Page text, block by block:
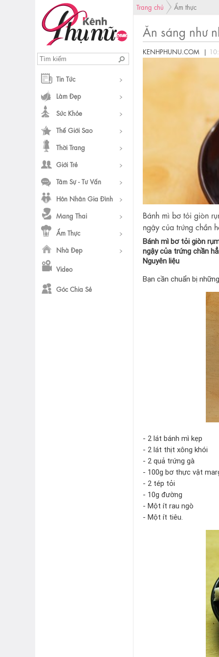
Tin Tức
Làm Đẹp
Sức Khỏe
Thế Giới Sao
Thời Trang
Giới Trẻ
Tâm Sự - Tư Vấn
Hôn Nhân Gia Đình
Mang Thai
Ẩm Thực
Nhà Đẹp
Video
Góc Chia Sẻ
Trang chủ Ẩm thực
Ăn sáng như
KENHPHUNU.COM |
Bánh mì bơ tỏi giòn
ngậy của trứng chần
Bánh mì bơ tỏi giòn
ngậy của trứng chần
Nguyên liệu
Bạn cần chuẩn bị
- 2 lát bánh mì kẹp
- 2 lát thịt xông khói
- 2 quả trứng gà
- 100g bơ thực vật
- 2 tép tỏi
- 10g đường
- Một ít rau ngò
- Một ít tiêu.